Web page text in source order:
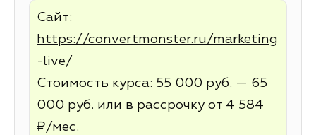
Сайт:
https://convertmonster.ru/marketing
-live/
Стоимость курса: 55 000 руб. — 65
000 руб. или в рассрочку от 4 584
₽/мес.